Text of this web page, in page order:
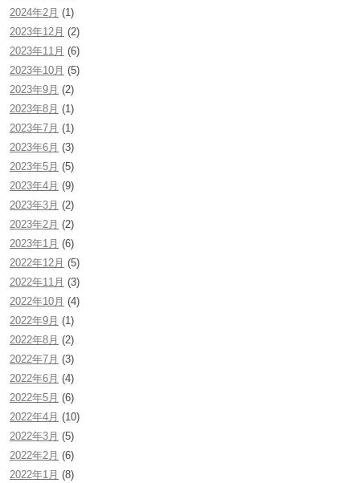
2024年2月 (1)
2023年12月 (2)
2023年11月 (6)
2023年10月 (5)
2023年9月 (2)
2023年8月 (1)
2023年7月 (1)
2023年6月 (3)
2023年5月 (5)
2023年4月 (9)
2023年3月 (2)
2023年2月 (2)
2023年1月 (6)
2022年12月 (5)
2022年11月 (3)
2022年10月 (4)
2022年9月 (1)
2022年8月 (2)
2022年7月 (3)
2022年6月 (4)
2022年5月 (6)
2022年4月 (10)
2022年3月 (5)
2022年2月 (6)
2022年1月 (8)